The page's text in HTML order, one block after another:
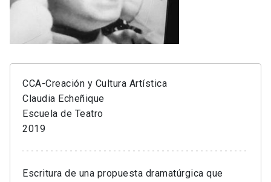
CCA-Creación y Cultura Artística
Claudia Echeñique
Escuela de Teatro
2019
Escritura de una propuesta dramatúrgica que